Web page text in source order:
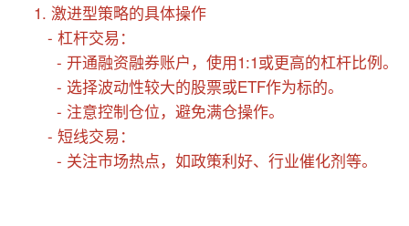
1. 激进型策略的具体操作
- 杠杆交易：
- 开通融资融券账户，使用1:1或更高的杠杆比例。
- 选择波动性较大的股票或ETF作为标的。
- 注意控制仓位，避免满仓操作。
- 短线交易：
- 关注市场热点，如政策利好、行业催化剂等。